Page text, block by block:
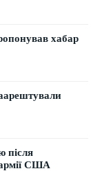
хабар
після
армії США